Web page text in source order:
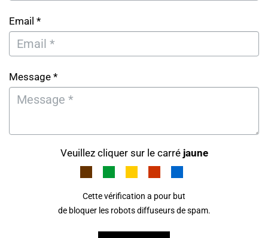
Email *
Message *
Veuillez cliquer sur le carré jaune
Cette vérification a pour but
de bloquer les robots diffuseurs de spam.